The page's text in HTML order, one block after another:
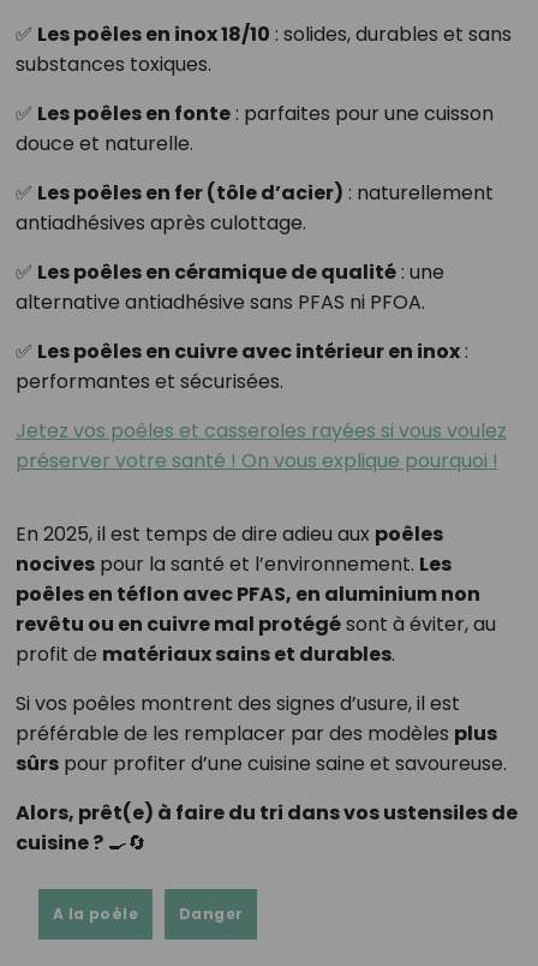
✅ Les poêles en inox 18/10 : solides, durables et sans
substances toxiques.
✅ Les poêles en fonte: parfaites pour une cuisson
douce et naturelle.
✅ Les poêles en fer (tôle d’acier) : naturellement
antiadhésives après culottage.
✅ Les poêles en céramique de qualité: une
alternative antiadhésive sans PFAS ni PFOA.
✅ Les poêles en cuivre avec intérieur en inox:
performantes et sécurisées.
Jetez vos poêles et casseroles rayées si vous voulez
préserver votre santé ! On vous explique pourquoi !
En 2025, il est temps de dire adieu aux poêles
nocivespour la santé et l’environnement. Les
poêles en téflon avec PFAS, en aluminium non
revêtu ou en cuivre mal protégésont à éviter, au
profit de matériaux sains et durables.
Si vos poêles montrent des signes d’usure, il est
préférable de les remplacer par des modèles plus
sûrspour profiter d’une cuisine saine et savoureuse.
Alors, prêt(e) à faire du tri dans vos ustensiles de
cuisine ?🍳🔄
A la poèle Danger